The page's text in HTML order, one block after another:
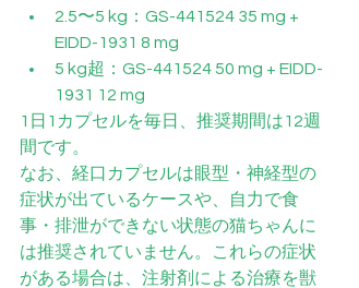
2.5〜5 kg：GS-441524 35 mg +
EIDD-1931 8 mg
5 kg超：GS-441524 50 mg + EIDD-
1931 12 mg
1日1カプセルを毎日、推奨期間は12週
間です。
なお、経口カプセルは眼型・神経型の
症状が出ているケースや、自力で食
事・排泄ができない状態の猫ちゃんに
は推奨されていません。これらの症状
がある場合は、注射剤による治療を獣